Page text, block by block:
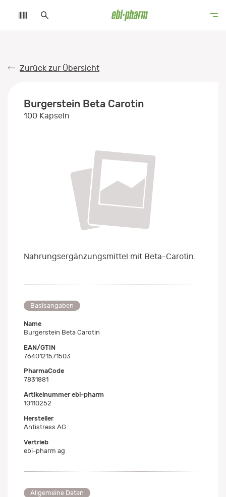
Zurück zur Übersicht
Burgerstein Beta Carotin
100 Kapseln
Nahrungsergänzungsmittel mit Beta-Carotin.
Basisangaben
Name
Burgerstein Beta Carotin
EAN/GTIN
7640121571503
PharmaCode
7831881
Artikelnummer ebi-pharm
10110252
Hersteller
Antistress AG
Vertrieb
ebi-pharm ag
Allgemeine Daten